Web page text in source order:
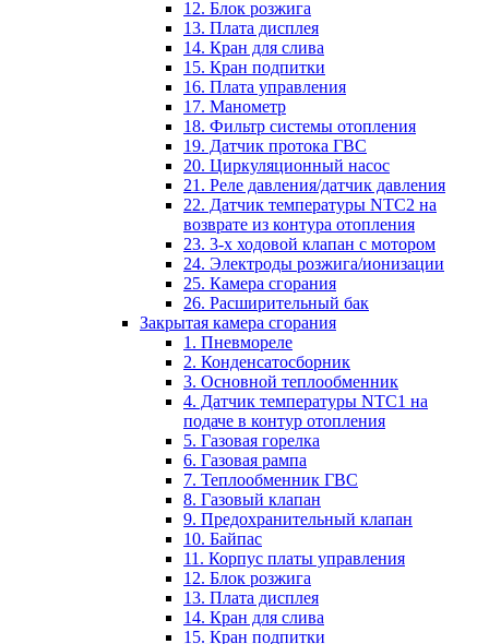
12. Блок розжига
13. Плата дисплея
14. Кран для слива
15. Кран подпитки
16. Плата управления
17. Манометр
18. Фильтр системы отопления
19. Датчик протока ГВС
20. Циркуляционный насос
21. Реле давления/датчик давления
22. Датчик температуры NTC2 на
возврате из контура отопления
23. 3-х ходовой клапан с мотором
24. Электроды розжига/ионизации
25. Камера сгорания
26. Расширительный бак
Закрытая камера сгорания
1. Пневмореле
2. Конденсатосборник
3. Основной теплообменник
4. Датчик температуры NTC1 на
подаче в контур отопления
5. Газовая горелка
6. Газовая рампа
7. Теплообменник ГВС
8. Газовый клапан
9. Предохранительный клапан
10. Байпас
11. Корпус платы управления
12. Блок розжига
13. Плата дисплея
14. Кран для слива
15. Кран подпитки